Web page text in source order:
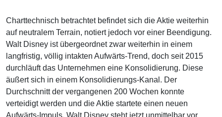
Charttechnisch betrachtet befindet sich die Aktie weiterhin
auf neutralem Terrain, notiert jedoch vor einer Beendigung.
Walt Disney ist übergeordnet zwar weiterhin in einem
langfristig, völlig intakten Aufwärts-Trend, doch seit 2015
durchläuft das Unternehmen eine Konsolidierung. Diese
äußert sich in einem Konsolidierungs-Kanal. Der
Durchschnitt der vergangenen 200 Wochen konnte
verteidigt werden und die Aktie startete einen neuen